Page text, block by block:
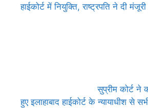
हाईकोर्ट में नियुक्ति, राष्ट्रपति ने दी मंजूरी
सुप्रीम कोर्ट ने
हुए इलाहाबाद हाईकोर्ट के न्यायाधीश से